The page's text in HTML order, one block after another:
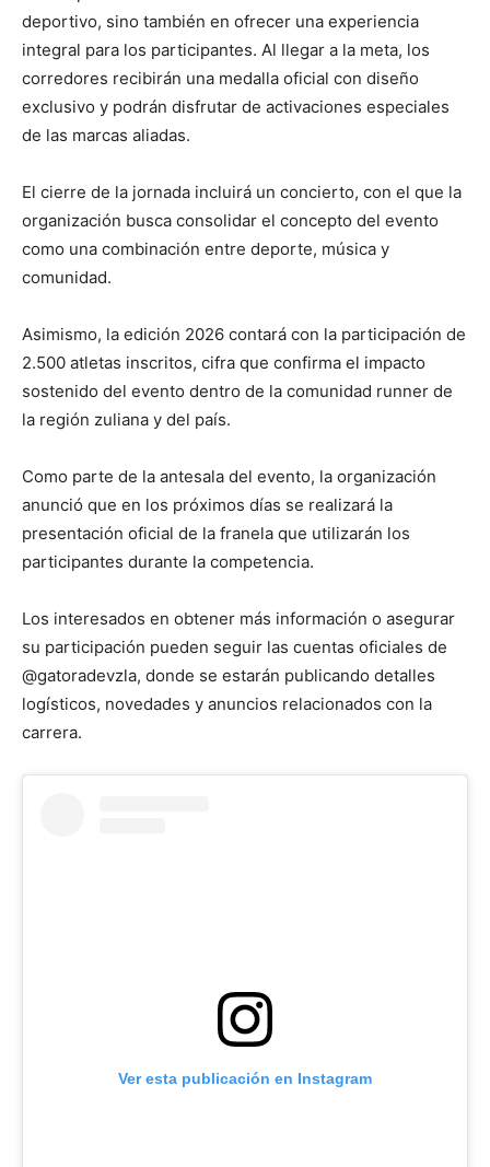
deportivo, sino también en ofrecer una experiencia
integral para los participantes. Al llegar a la meta, los
corredores recibirán una medalla oficial con diseño
exclusivo y podrán disfrutar de activaciones especiales
de las marcas aliadas.
El cierre de la jornada incluirá un concierto, con el que la
organización busca consolidar el concepto del evento
como una combinación entre deporte, música y
comunidad.
Asimismo, la edición 2026 contará con la participación de
2.500 atletas inscritos, cifra que confirma el impacto
sostenido del evento dentro de la comunidad runner de
la región zuliana y del país.
Como parte de la antesala del evento, la organización
anunció que en los próximos días se realizará la
presentación oficial de la franela que utilizarán los
participantes durante la competencia.
Los interesados en obtener más información o asegurar
su participación pueden seguir las cuentas oficiales de
@gatoradevzla, donde se estarán publicando detalles
logísticos, novedades y anuncios relacionados con la
carrera.
Ver esta publicación en Instagram